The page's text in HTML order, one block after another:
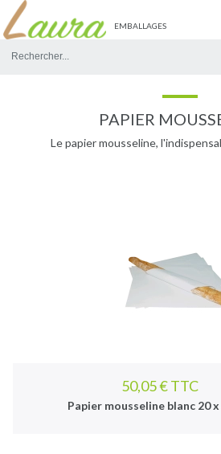
EMBALLAGES
PAPIER
Le papier mousseline,
50,05 € TTC
Papier mousseline blanc 20 x